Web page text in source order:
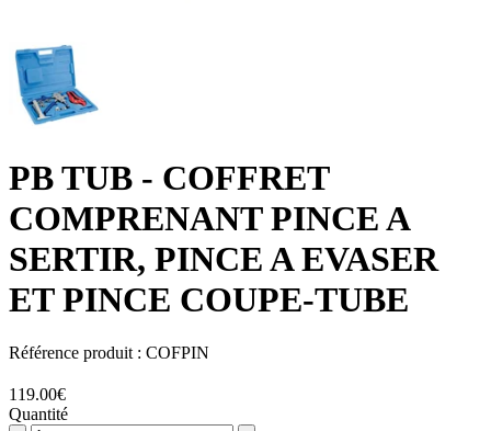
PB TUB - COFFRET
COMPRENANT PINCE A
SERTIR, PINCE A EVASER
ET PINCE COUPE-TUBE
Référence produit : COFPIN
119.00€
Quantité